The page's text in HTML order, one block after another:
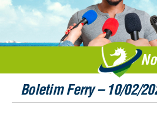
Boletim Ferry – 10/02/